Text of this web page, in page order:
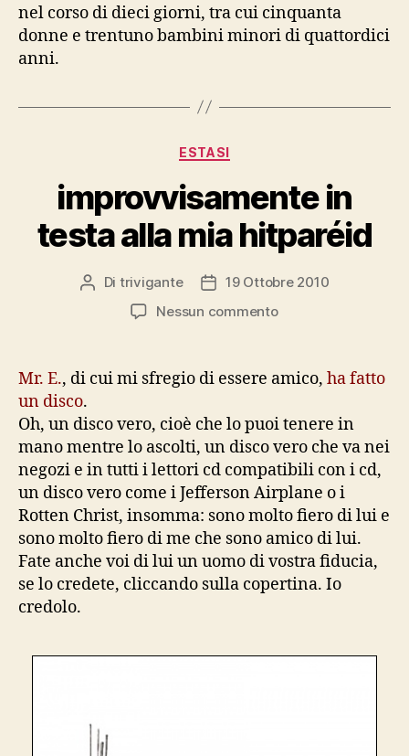
memoria
civile
nel corso di dieci giorni, tra cui cinquanta
donne e trentuno bambini minori di quattordici
anni.
Categorie
ESTASI
improvvisamente in
testa alla mia hitparéid
Autore
articolo
Di trivigante
Data
dell'articolo
19 Ottobre 2010
Nessun commentosu
testa
hitparéid
Mr. E., di cui mi sfregio di essere amico, ha fatto
un disco.
Oh, un disco vero, cioè che lo puoi tenere in
mano mentre lo ascolti, un disco vero che va nei
negozi e in tutti i lettori cd compatibili con i cd,
un disco vero come i Jefferson Airplane o i
Rotten Christ, insomma: sono molto fiero di lui e
sono molto fiero di me che sono amico di lui.
Fate anche voi di lui un uomo di vostra fiducia,
se lo credete, cliccando sulla copertina. Io
credolo.